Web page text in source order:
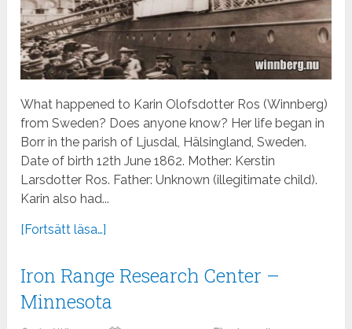
What happened to Karin Olofsdotter Ros (Winnberg)
from Sweden? Does anyone know? Her life began in
Borr in the parish of Ljusdal, Hälsingland, Sweden.
Date of birth 12th June 1862. Mother: Kerstin
Larsdotter Ros. Father: Unknown (illegitimate child).
Karin also had...
[Fortsätt läsa…]
Iron Range Research Center –
Minnesota